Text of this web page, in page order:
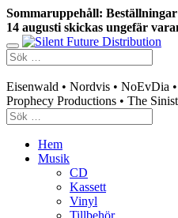
Sommaruppehåll:
14 augusti skickas ungefär
Eisenwald • Nordvis • NoEvDia
Prophecy Productions • The
Hem
Musik
CD
Kassett
Vinyl
Tillbehör